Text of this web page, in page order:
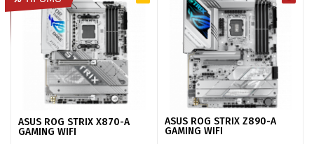
ASUS ROG STRIX X870-A
GAMING WIFI
ASUS ROG STRIX Z890-A
GAMING WIFI